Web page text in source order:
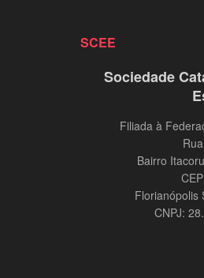
SCEE
Sociedade
Filiada à
Bairro
Florianópolis
CNPJ: